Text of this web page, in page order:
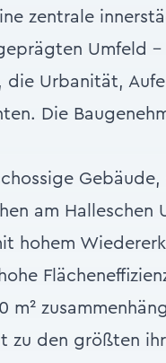
zentrale
Umfeld –
die Urbanität,
Die
am Halleschen
hohem
m²
zu den größten